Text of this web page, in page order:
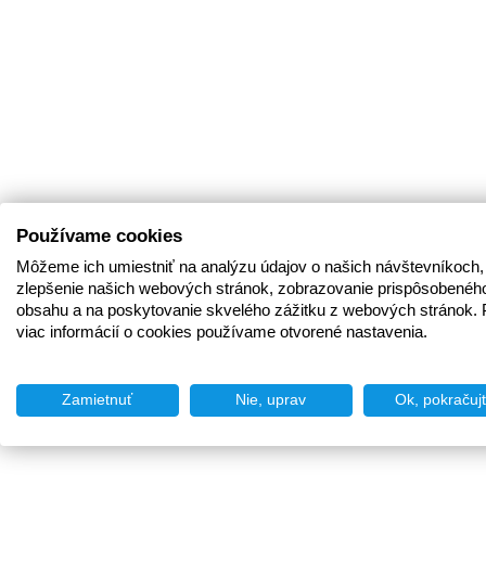
Používame cookies
Môžeme ich umiestniť na analýzu údajov o našich
zlepšenie našich webových stránok, zobrazovanie
obsahu a na poskytovanie skvelého zážitku z webových stránok.
viac informácií o cookies používame otvorené nastavenia.
Zamietnuť Nie, uprav Ok,